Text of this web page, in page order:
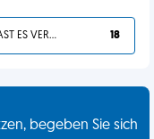
DU HAST ES VERDIENT 18
begeben Sie sich